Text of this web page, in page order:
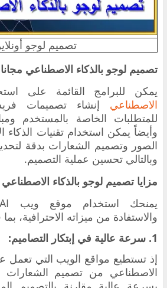
تصميم لوجو
تصميم لوجو بالذكاء الاصطناعي مجانا
يمكن للبرامج القائمة على
الاصطناعي إنشاء تصميمات
للمتطلبات الخاصة بالمستخدم
وأيضاً يمكن استخدام تقنيات الذكاء
الصور وتصميم الشعارات بدقة
وبالتالي تحسين عملية التصميم.
مزايا تصميم لوجو بالذكاء
والاستفادة من ميزاته الاحترافية،
1. سرعة عالية في إبتكار التصاميم:
إذ تستطيع مواقع الويب التي تعمل
الاصطناعي من تصميم الشعارات